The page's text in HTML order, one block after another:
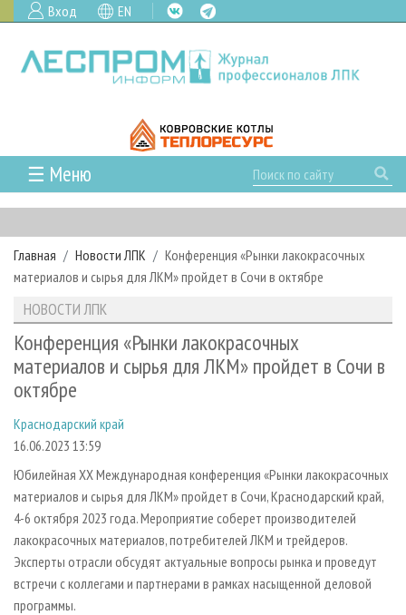
Вход EN
☰ Меню
ГЛАВНАЯ
РУБРИКИ И ТЕМЫ
РУБРИКИ ЖУРНАЛА
ЛЕСОЗАГОТОВКА
ЛЕСОПИЛЕНИЕ
ДЕРЕВООБРАБОТКА
СУШКА ДРЕВЕСИНЫ
ПРОИЗВОДСТВО ДРЕВЕСНЫХ ПЛИТ
ДЕРЕВЯННОЕ ДОМОСТРОЕНИЕ
ПРОИЗВОДСТВО МЕБЕЛИ
БИОЭНЕРГЕТИКА
ЦБП
ИНСТРУМЕНТ И МАТЕРИАЛЫ
НОВОСТИ
НОВОСТИ ЛПК
НОВОСТИ ЖУРНАЛА
НОВОСТИ КОМПАНИЙ
ПРОЕКТЫ ЛПИ
АНАЛИТИКА
ПРЕДПРИЯТИЯ ЛПК
ЛЕСНЫЕ РЕГИОНЫ РОССИИ
ПЕРСОНЫ
МОБИЛЬНЫЕ ВЫСТАВКИ
ОФИЦИАЛЬНЫЕ ДЕЛЕГАЦИИ
ПРИОРИТЕТНЫЕ ИНВЕСТПРОЕКТЫ
RUSSIAN FORESTRY REVIEW
ГАЗЕТА ЛЕСПРОМФОРУМ
БИБЛИОТЕКА СПЕЦИАЛИСТА
АРХИВ
АРХИВ ЖУРНАЛОВ
СТАТЬИ
О ЖУРНАЛЕ
ПОДПИСКА
КОНТАКТЫ
РЕКЛАМОДАТЕЛЯМ
РЕКЛАМА
РЕКЛАМА НА САЙТЕ
Главная Новости ЛПК
Конференция «Рынки лакокрасочных
материалов и сырья для ЛКМ» пройдет в Сочи в октябре
НОВОСТИ ЛПК
Конференция «Рынки лакокрасочных
материалов и сырья для ЛКМ» пройдет в Сочи в
октябре
Краснодарский край
16.06.2023 13:59
Юбилейная XX Международная конференция «Рынки лакокрасочных
материалов и сырья для ЛКМ» пройдет в Сочи, Краснодарский край,
4-6 октября 2023 года. Мероприятие соберет производителей
лакокрасочных материалов, потребителей ЛКМ и трейдеров.
Эксперты отрасли обсудят актуальные вопросы рынка и проведут
встречи с коллегами и партнерами в рамках насыщенной деловой
программы.